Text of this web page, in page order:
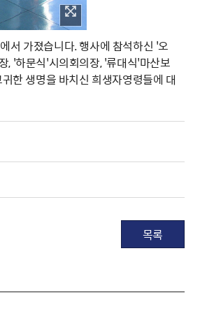
서 가졌습니다. 행사에 참석하신 '오
, '하문식'시의회의장, '류대식'마산보
한 생명을 바치신 희생자영령들에 대
목록